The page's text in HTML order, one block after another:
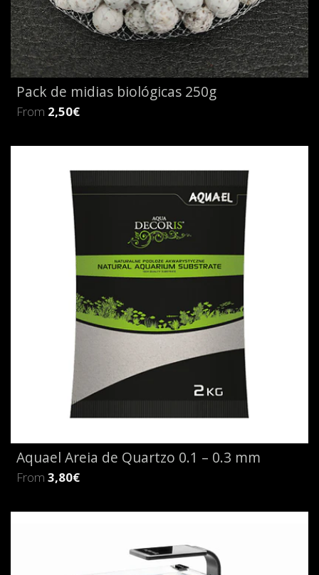
Pack de midias biológicas 250g
From 2,50€
Aquael Areia de Quartzo 0.1 – 0.3 mm
From 3,80€